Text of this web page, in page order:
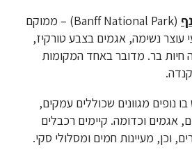
(Banff National Park) – ממוקם
עוצר נשימה, אגמים בצבע טורקיז,
חיות בר. מדובר באחד המקומות
בו נופים מגוונים שכוללים עמקים,
אגמים וכדומה. קיימים רכבלים
וכן, מעיינות חמים ומסלולי סקי.